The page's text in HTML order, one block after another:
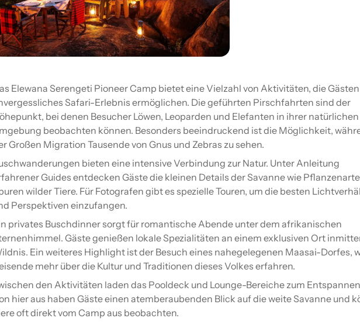
Elewana Serengeti Pioneer Camp bietet eine Vielzahl von Aktivitäten, die
Safari-Erlebnis ermöglichen. Die geführten Pirschfahrten sind der
bei denen Besucher Löwen, Leoparden und Elefanten in ihrer natürlichen
beobachten können. Besonders beeindruckend ist die Möglichkeit,
Großen Migration Tausende von Gnus und Zebras zu sehen.
bieten eine intensive Verbindung zur Natur. Unter Anleitung
Guides entdecken Gäste die kleinen Details der Savanne wie
wilder Tiere. Für Fotografen gibt es spezielle Touren, um die besten
Perspektiven einzufangen.
privates Buschdinner sorgt für romantische Abende unter dem afrikanischen
Gäste genießen lokale Spezialitäten an einem exklusiven Ort
Ein weiteres Highlight ist der Besuch eines nahegelegenen Maasai-Dorfes,
mehr über die Kultur und Traditionen dieses Volkes erfahren.
den Aktivitäten laden das Pooldeck und Lounge-Bereiche zum
hier aus haben Gäste einen atemberaubenden Blick auf die weite Savanne und
oft direkt vom Camp aus beobachten.